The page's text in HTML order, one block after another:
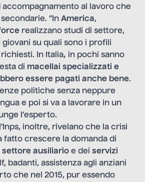
al lavoro che
“In America,
realizzano studi di settore,
su quali sono i profili
In Italia, in pochi sanno
di macellai specializzati e
essere pagati anche bene.
politiche senza neppure
e poi si va a lavorare in un
l’esperto.
inoltre, rivelano che la crisi
fatto crescere la domanda di
settore ausiliario e dei servizi
badanti, assistenza agli anziani
che nel 2015, pur essendo